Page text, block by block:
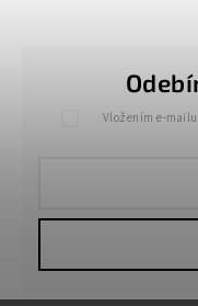
Vložením e-